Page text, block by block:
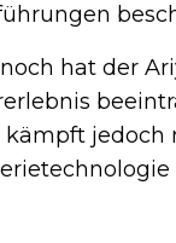
hat der
kämpft